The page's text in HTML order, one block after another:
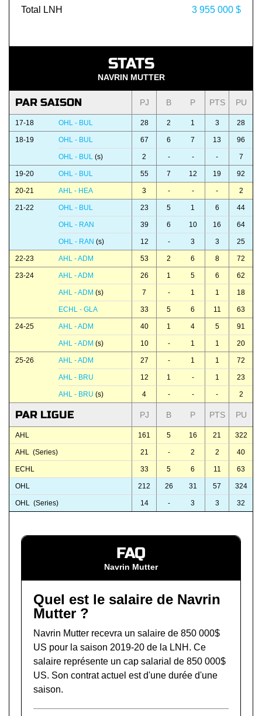
Total LNH 3 955 000 $
STATS
NAVRIN MUTTER
PAR SAISON PJ B P PTS PU
17-18 OHL - BUL 28 2 1 3 28
18-19 OHL - BUL 67 6 7 13 96
OHL - BUL (s) 2 - - - 7
19-20 OHL - BUL 55 7 12 19 92
20-21 AHL - HEA 3 - - - 2
21-22 OHL - BUL 23 5 1 6 44
OHL - RAN 39 6 10 16 64
OHL - RAN (s) 12 - 3 3 25
22-23 AHL - ADM 53 2 6 8 72
23-24 AHL - ADM 26 1 5 6 62
AHL - ADM (s) 7 - 1 1 18
ECHL - GLA 33 5 6 11 63
24-25 AHL - ADM 40 1 4 5 91
AHL - ADM (s) 10 - 1 1 20
25-26 AHL - ADM 27 - 1 1 72
AHL - BRU 12 1 - 1 23
AHL - BRU (s) 4 - - - 2
PAR LIGUE PJ B P PTS PU
AHL 161 5 16 21 322
AHL (Series) 21 - 2 2 40
ECHL 33 5 6 11 63
OHL 212 26 31 57 324
OHL (Series) 14 - 3 3 32
FAQ
Navrin Mutter
Quel est le salaire de Navrin
Mutter ?
Navrin Mutter recevra un salaire de 850 000$
US pour la saison 2019-20 de la LNH. Ce
salaire représente un cap salarial de 850 000$
US. Son contrat actuel est d'une durée d'une
saison.